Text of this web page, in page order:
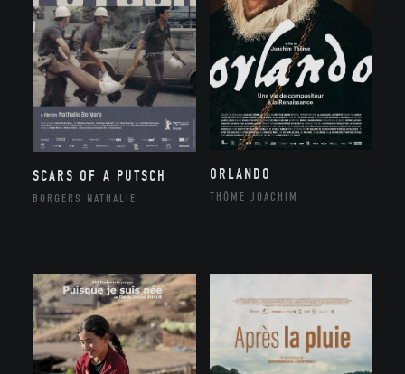
SCARS OF A PUTSCH
BORGERS NATHALIE
ORLANDO
THÔME JOACHIM